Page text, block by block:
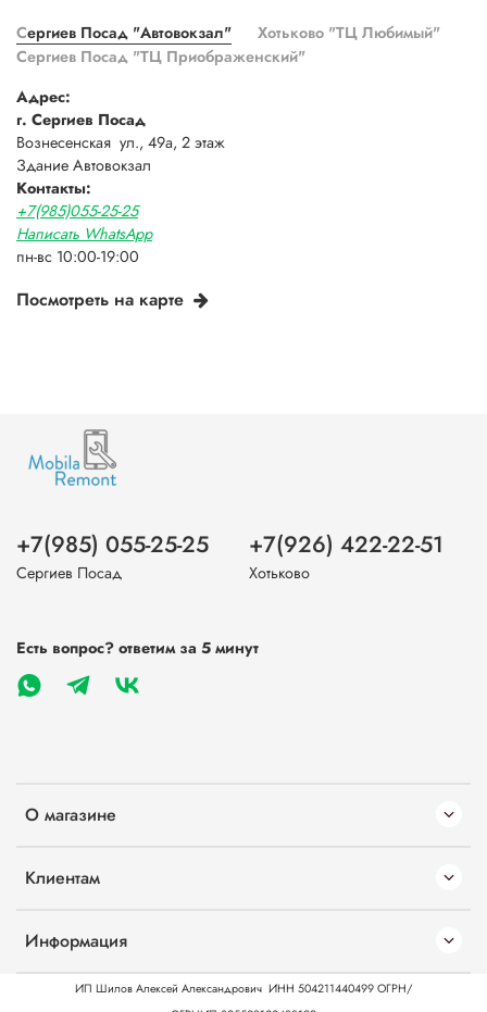
Сергиев Посад "Автовокзал"
Хотьково "ТЦ Любимый"
Сергиев Посад "ТЦ Приображенский"
Адрес:
г. Сергиев Посад
Вознесенская ул., 49а, 2 этаж
Здание Автовокзал
Контакты:
+7(985)055-25-25
Написать WhatsApp
пн-вс 10:00-19:00
Посмотреть на карте
О магазине
Клиентам
Информация
+7(985) 055-25-25
Сергиев Посад
+7(926) 422-22-51
Хотьково
Есть вопрос? ответим за 5 минут
ИП Шилов Алексей Александрович ИНН 504211440499 ОГРН/